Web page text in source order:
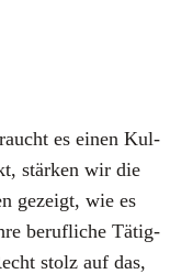
es einen Kul­
stär­ken wir die
gezeigt, wie es
beruf­li­che Tätig­
stolz auf das,